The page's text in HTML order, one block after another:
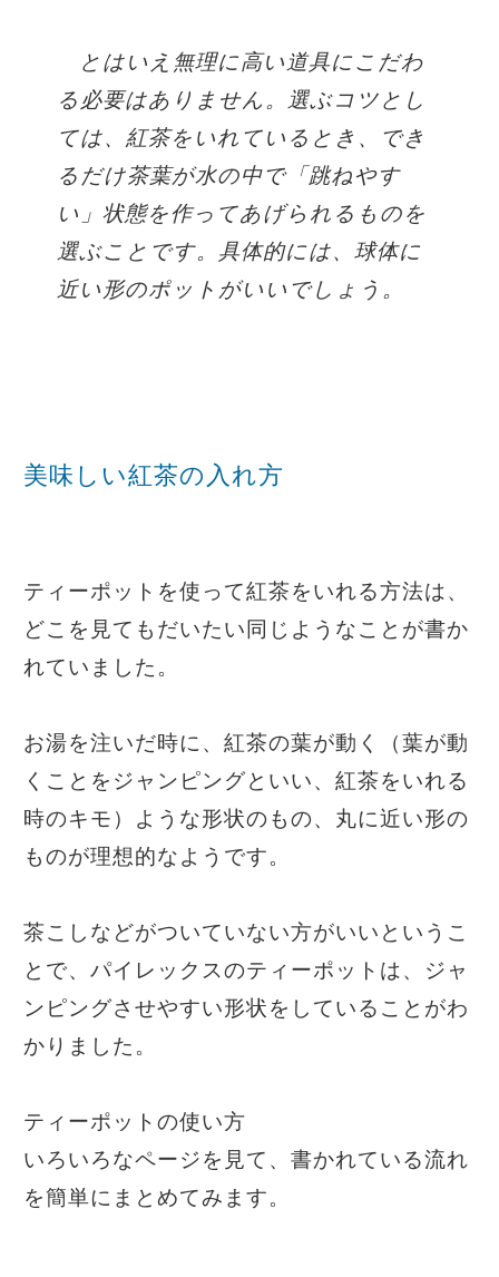
とはいえ無理に高い道具にこだわ
る必要はありません。選ぶコツとし
ては、紅茶をいれているとき、でき
るだけ茶葉が水の中で「跳ねやす
い」状態を作ってあげられるものを
選ぶことです。具体的には、球体に
近い形のポットがいいでしょう。
美味しい紅茶の入れ方
ティーポットを使って紅茶をいれる方法は、
どこを見てもだいたい同じようなことが書か
れていました。
お湯を注いだ時に、紅茶の葉が動く（葉が動
くことをジャンピングといい、紅茶をいれる
時のキモ）ような形状のもの、丸に近い形の
ものが理想的なようです。
茶こしなどがついていない方がいいというこ
とで、パイレックスのティーポットは、ジャ
ンピングさせやすい形状をしていることがわ
かりました。
ティーポットの使い方
いろいろなページを見て、書かれている流れ
を簡単にまとめてみます。